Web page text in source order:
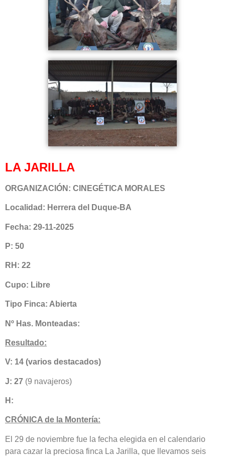
LA JARILLA
ORGANIZACIÓN: CINEGÉTICA MORALES
Localidad: Herrera del Duque-BA
Fecha: 29-11-2025
P: 50
RH: 22
Cupo: Libre
Tipo Finca: Abierta
Nº Has. Monteadas:
Resultado:
V: 14 (varios destacados)
J: 27 (9 navajeros)
H:
CRÓNICA de la Montería:
El 29 de noviembre fue la fecha elegida en el calendario
para cazar la preciosa finca La Jarilla, que llevamos seis